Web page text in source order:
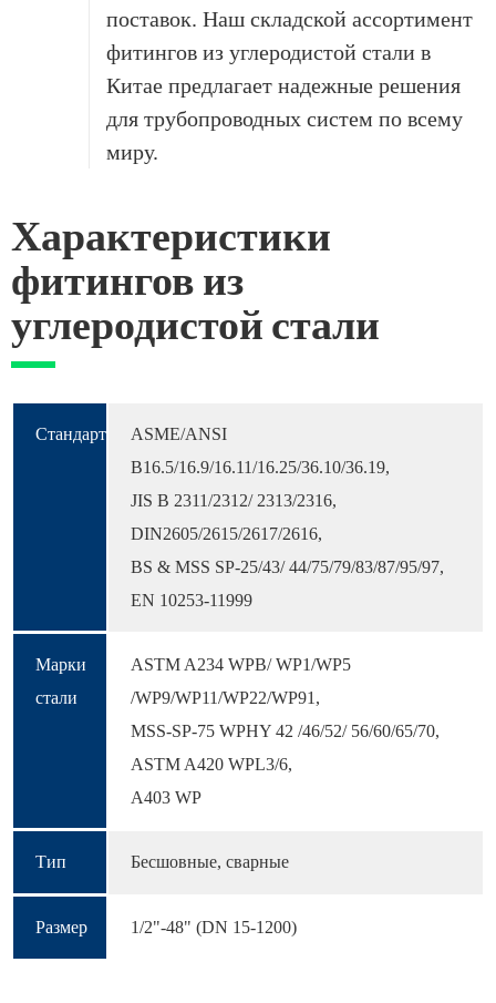
поставок. Наш складской ассортимент
фитингов из углеродистой стали в
Китае предлагает надежные решения
для трубопроводных систем по всему
миру.
Характеристики
фитингов из
углеродистой стали
Стандарт
ASME/ANSI
B16.5/16.9/16.11/16.25/36.10/36.19,
JIS B 2311/2312/ 2313/2316,
DIN2605/2615/2617/2616,
BS & MSS SP-25/43/ 44/75/79/83/87/95/97,
EN 10253-11999
Марки
стали
ASTM A234 WPB/ WP1/WP5
/WP9/WP11/WP22/WP91,
MSS-SP-75 WPHY 42 /46/52/ 56/60/65/70,
ASTM A420 WPL3/6,
A403 WP
Тип Бесшовные, сварные
Размер 1/2"-48" (DN 15-1200)